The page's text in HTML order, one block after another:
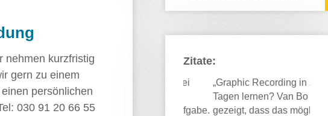
kennenlernen
nehmen kurzfristig
gern zu einem
persönlichen
030 91 20 66 55
Zitate:
Mal
C.
Kinderbüchern eine
besonders wichtige Aufgabe.
„Graphic Recording in zwei
Tagen lernen? Van Bo hat
gezeigt, dass das möglich ist!